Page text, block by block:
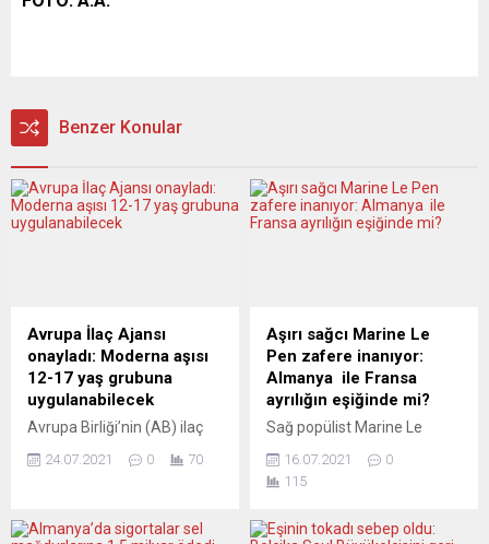
Benzer Konular
Avrupa İlaç Ajansı
onayladı: Moderna aşısı
12-17 yaş grubuna
uygulanabilecek
Avrupa Birliği’nin (AB) ilaç
Ajansı (EMA), Amerikan ilaç
koronavirüs aşısının 12-17
24.07.2021 0 70
Aşırı sağcı Marine Le
Pen zafere inanıyor:
Almanya ile Fransa
ayrılığın eşiğinde mi?
Sağ popülist Marine Le
Almanya arasındaki ilişki bir
“boşanmaya” doğru gidiyor.
seçiminden zaferle çıkması
16.07.2021
0
115